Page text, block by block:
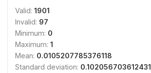
Valid: 1901
Invalid: 97
Minimum: 0
Maximum: 1
Mean: 0.0105207785376118
Standard deviation: 0.102056703612431